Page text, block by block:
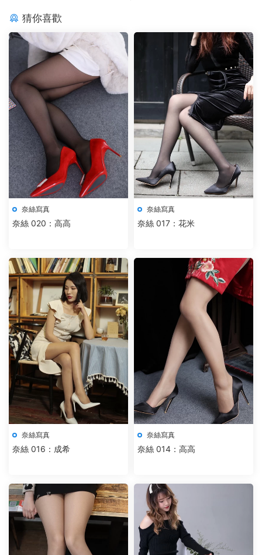
猜你喜歡
奈絲寫真
奈絲 020：高高
奈絲寫真
奈絲 017：花米
奈絲寫真
奈絲 016：成希
奈絲寫真
奈絲 014：高高